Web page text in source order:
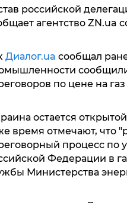
российской
агентство ZN.ua
Диалог.ua сообщал
по цене на
остается
время отмечают, что
процесс по
Федерации в
Министерства